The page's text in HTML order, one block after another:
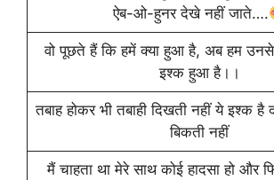
ऐब-ओ-हुनर देखे नहीं जाते….
वो पूछते हैं कि हमें क्या हुआ है, अब हम
इश्क हुआ है।।
तबाह होकर भी तबाही दिखती नहीं ये इश्क है
बिकती नहीं
मैं चाहता था मेरे साथ कोई हादसा हो और